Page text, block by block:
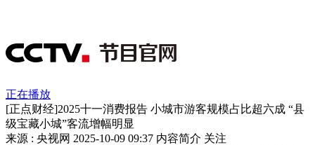
正在播放
[正点财经]2025十一消费报告 小城市游客规模占比超六成 “县
级宝藏小城”客流增幅明显
来源 : 央视网 2025-10-09 09:37 内容简介 关注